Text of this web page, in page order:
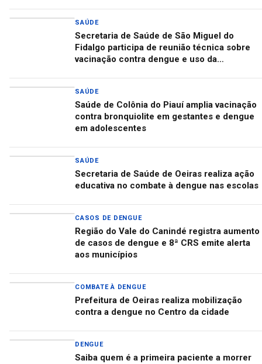
SAÚDE
Secretaria de Saúde de São Miguel do
Fidalgo participa de reunião técnica sobre
vacinação contra dengue e uso da
SAÚDE
Saúde de Colônia do Piauí amplia vacinação
contra bronquiolite em gestantes e dengue
em adolescentes
SAÚDE
Secretaria de Saúde de Oeiras realiza ação
educativa no combate à dengue nas escolas
CASOS DE DENGUE
Região do Vale do Canindé registra aumento
de casos de dengue e 8ª CRS emite alerta
aos municípios
COMBATE À DENGUE
Prefeitura de Oeiras realiza mobilização
contra a dengue no Centro da cidade
DENGUE
Saiba quem é a primeira paciente a morrer